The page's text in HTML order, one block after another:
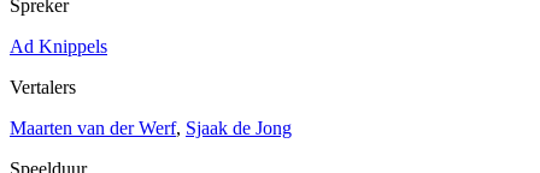
Spreker
Ad Knippels
Vertalers
Maarten van der Werf, Sjaak de Jong
Speelduur